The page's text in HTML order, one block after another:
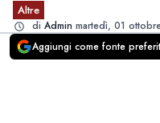
Altre
di Admin martedì, 01
Aggiungi come fonte